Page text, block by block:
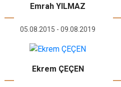
Emrah YILMAZ
05.08.2015 - 09.08.2019
Ekrem ÇEÇEN